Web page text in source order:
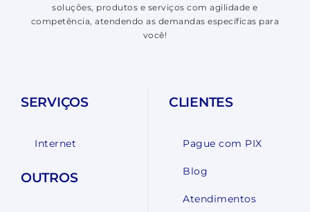
soluções, produtos e serviços com agilidade e
competência, atendendo as demandas específicas para
você!
SERVIÇOS
Internet
OUTROS
CLIENTES
Pague com PIX
Blog
Atendimentos